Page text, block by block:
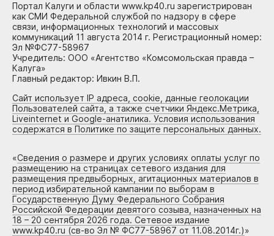
Портал Калуги и области www.kp40.ru зарегистрирован
как СМИ Федеральной службой по надзору в сфере
связи, информационных технологий и массовых
коммуникаций 11 августа 2014 г. Регистрационный номер:
Эл №ФС77-58967
Учредитель: ООО «Агентство «Комсомольская правда –
Калуга»
Главный редактор: Ивкин В.П.
Сайт использует IP адреса, cookie, данные геолокации
Пользователей сайта, а также счетчики Яндекс.Метрика,
Liveinternet и Google-анатилика. Условия использования
содержатся в Политике по защите персональных данных.
«Сведения о размере и других условиях оплаты услуг по
размещению на страницах сетевого издания для
размещения предвыборных, агитационных материалов в
период избирательной кампании по выборам в
Государственную Думу Федерального Собрания
Российской Федерации девятого созыва, назначенных на
18 – 20 сентября 2026 года. Сетевое издание
www.kp40.ru (св-во Эл № ФС77-58967 от 11.08.2014г.)»